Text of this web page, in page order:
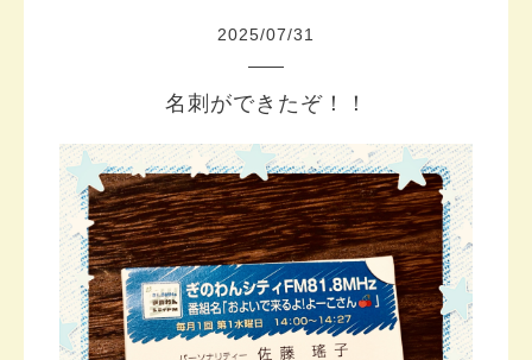
2025/07/31
名刺ができたぞ！！